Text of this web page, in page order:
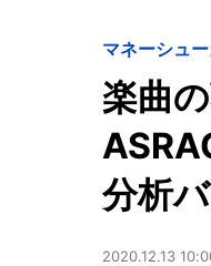
マネーシュ
楽曲
分析
2020.12.13